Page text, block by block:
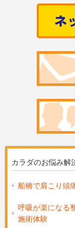
カラダのお悩み解
船橋で肩こり頭
呼吸が楽になる
施術体験